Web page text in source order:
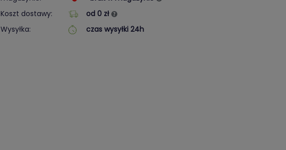
Koszt dostawy:
od 0 zł
Wysyłka:
czas wysyłki 24h